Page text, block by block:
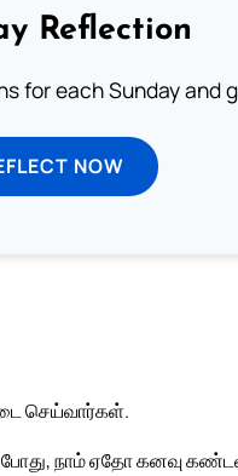
Reflection
for each Sunday and
NOW
செய்வார்கள்.
நாம் ஏதோ கனவு